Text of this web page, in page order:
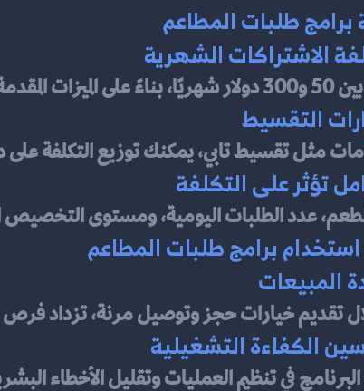
برامج طلبات المطاعم
المقدمة.
مثل تقسيط تابي، يمكنك توزيع التكلفة
عدد الطلبات اليومية، ومستوى التخصيص
برامج طلبات المطاعم
تقديم خيارات حجز وتوصيل مرنة، تزداد فرص
في تنظيم العمليات وتقليل الأخطاء